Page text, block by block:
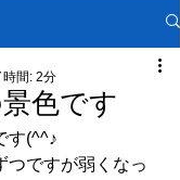
色です
時間: 2分
す(^^♪
つですが弱くなっ